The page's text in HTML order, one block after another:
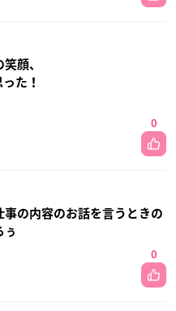
顔、
た！
0
の内容のお話を言うときの
ぅ
0